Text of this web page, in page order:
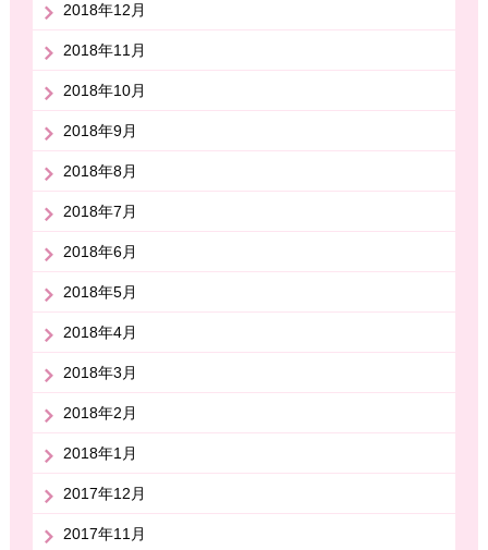
2018年12月
2018年11月
2018年10月
2018年9月
2018年8月
2018年7月
2018年6月
2018年5月
2018年4月
2018年3月
2018年2月
2018年1月
2017年12月
2017年11月